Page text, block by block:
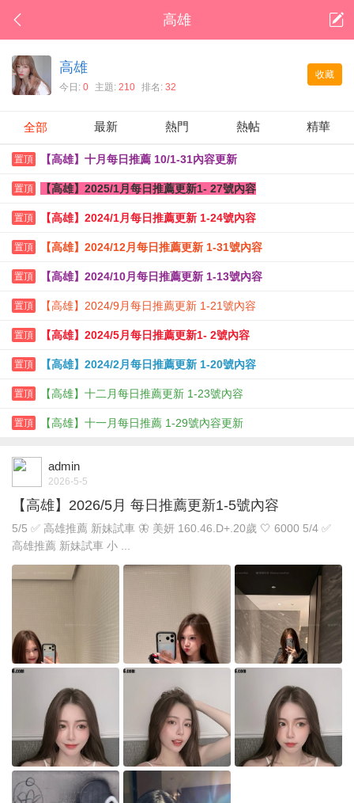
高雄
收藏
高雄
今日: 0 主題: 210 排名: 32
全部 最新 熱門 熱帖 精華
置頂 【高雄】十月每日推薦 10/1-31內容更新
置頂 【高雄】2025/1月每日推薦更新1- 27號內容
置頂 【高雄】2024/1月每日推薦更新 1-24號內容
置頂 【高雄】2024/12月每日推薦更新 1-31號內容
置頂 【高雄】2024/10月每日推薦更新 1-13號內容
置頂 【高雄】2024/9月每日推薦更新 1-21號內容
置頂 【高雄】2024/5月每日推薦更新1- 2號內容
置頂 【高雄】2024/2月每日推薦更新 1-20號內容
置頂 【高雄】十二月每日推薦更新 1-23號內容
置頂 【高雄】十一月每日推薦 1-29號內容更新
admin
2026-5-5
【高雄】2026/5月 每日推薦更新1-5號內容
5/5 ✅ 高雄推薦 新妹試車 🦋 美妍 160.46.D+.20歲 🤍 6000 5/4 ✅
高雄推薦 新妹試車 小 ...